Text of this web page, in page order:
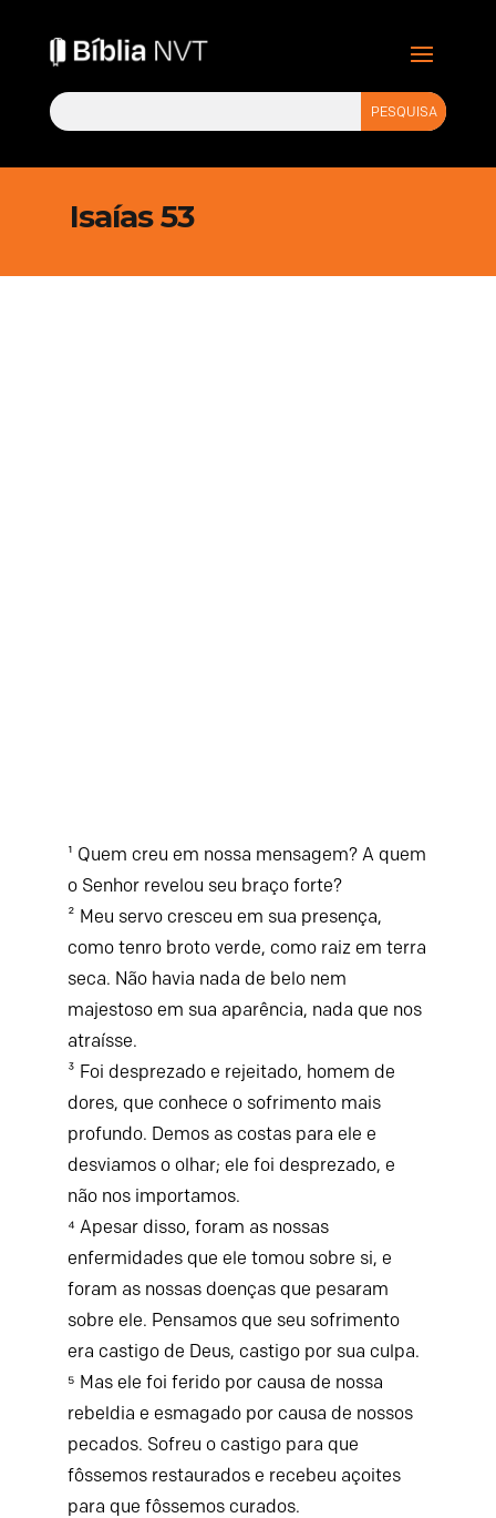
Isaías 53
¹ Quem creu em nossa mensagem? A quem
o Senhor revelou seu braço forte?
² Meu servo cresceu em sua presença,
como tenro broto verde, como raiz em terra
seca. Não havia nada de belo nem
majestoso em sua aparência, nada que nos
atraísse.
³ Foi desprezado e rejeitado, homem de
dores, que conhece o sofrimento mais
profundo. Demos as costas para ele e
desviamos o olhar; ele foi desprezado, e
não nos importamos.
⁴ Apesar disso, foram as nossas
enfermidades que ele tomou sobre si, e
foram as nossas doenças que pesaram
sobre ele. Pensamos que seu sofrimento
era castigo de Deus, castigo por sua culpa.
⁵ Mas ele foi ferido por causa de nossa
rebeldia e esmagado por causa de nossos
pecados. Sofreu o castigo para que
fôssemos restaurados e recebeu açoites
para que fôssemos curados.